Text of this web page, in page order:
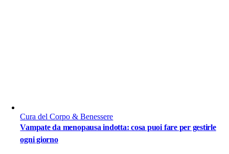
Cura del Corpo & Benessere
Vampate da menopausa indotta: cosa puoi fare per gestirle
ogni giorno